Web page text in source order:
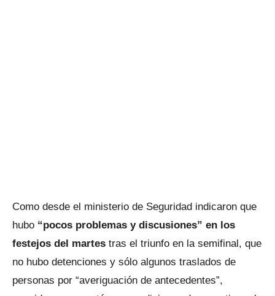
Como desde el ministerio de Seguridad indicaron que
hubo “pocos problemas y discusiones” en los
festejos del martes tras el triunfo en la semifinal, que
no hubo detenciones y sólo algunos traslados de
personas por “averiguación de antecedentes”,